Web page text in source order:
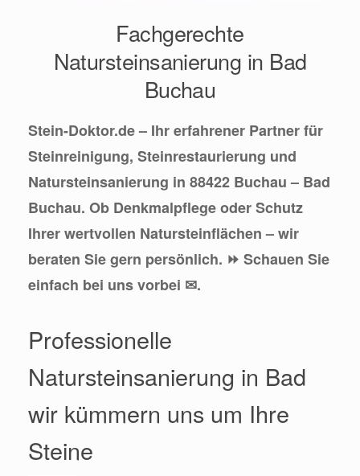
Fachgerechte
Natursteinsanierung in Bad
Buchau
Stein-Doktor.de – Ihr erfahrener Partner für
Steinreinigung, Steinrestaurierung und
Natursteinsanierung in 88422 Buchau – Bad
Buchau. Ob Denkmalpflege oder Schutz
Ihrer wertvollen Natursteinflächen – wir
beraten Sie gern persönlich. ⏩ Schauen Sie
einfach bei uns vorbei ✉.
Professionelle
Natursteinsanierung in Bad
wir kümmern uns um Ihre
Steine